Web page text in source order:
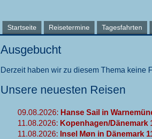
Startseite Reisetermine Tagesfahrten
Ausgebucht
Derzeit haben wir zu diesem Thema keine
Unsere neuesten Reisen
09.08.2026: Hanse Sail in
11.08.2026: Kopenhagen/Dänemark
11.08.2026: Insel Møn in Dänemark